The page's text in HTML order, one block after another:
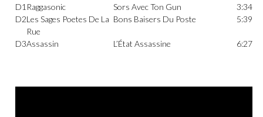
D1 Raggasonic Sors Avec Ton Gun
3:34
D2Les Sages Poetes De La
Rue
Bons Baisers Du Poste 5:39
D3Assassin L’État Assassine 6:27